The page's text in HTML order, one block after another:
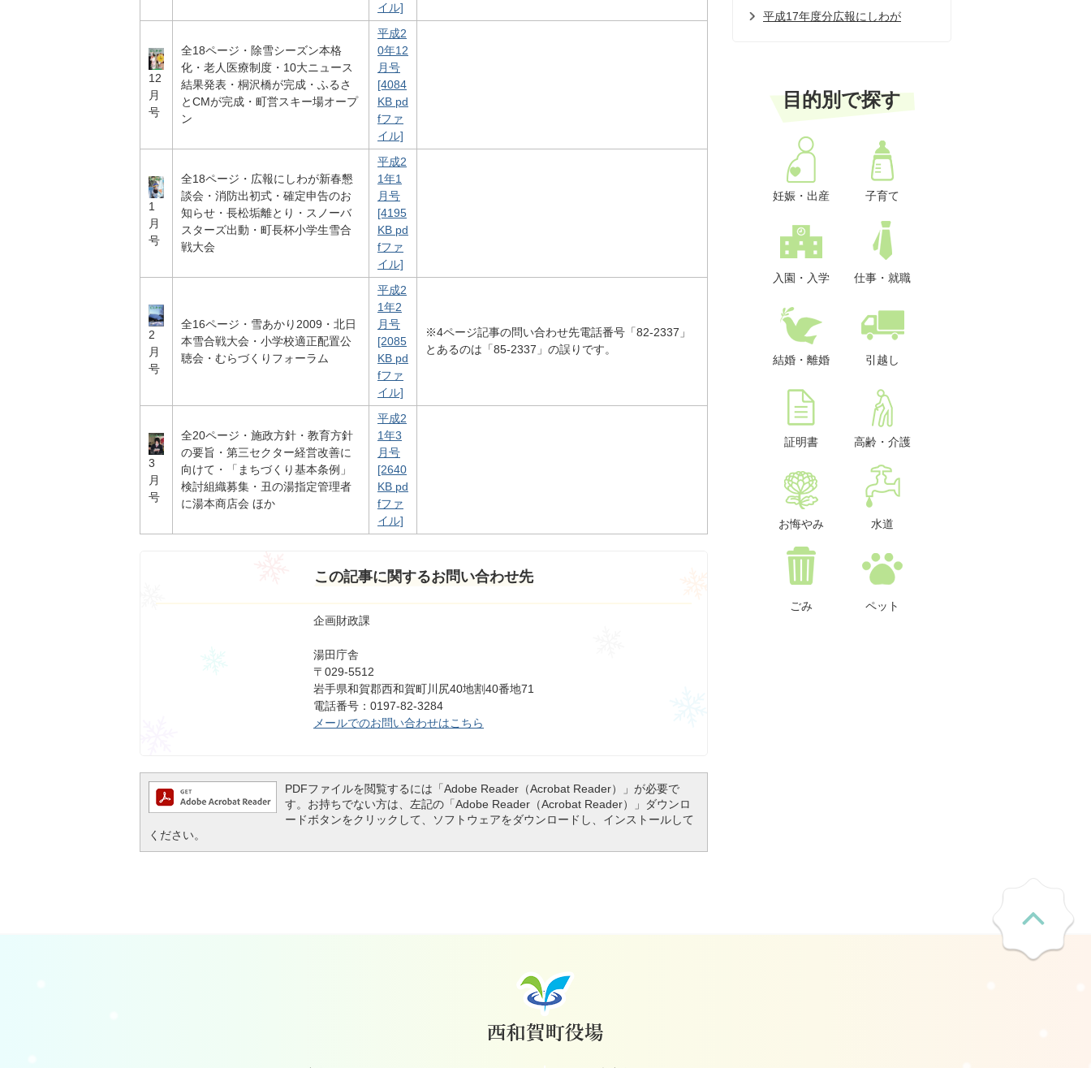
イル]
12
月
号
全18ページ・除雪シーズン本格
化・老人医療制度・10大ニュース
結果発表・桐沢橋が完成・ふるさ
とCMが完成・町営スキー場オープ
ン
平成2
0年12
月号
[4084
KB pd
fファ
イル]
1
月
号
全18ページ・広報にしわが新春懇
談会・消防出初式・確定申告のお
知らせ・長松垢離とり・スノーバ
スターズ出動・町長杯小学生雪合
戦大会
平成2
1年1
月号
[4195
KB pd
fファ
イル]
2
月
号
全16ページ・雪あかり2009・北日
本雪合戦大会・小学校適正配置公
聴会・むらづくりフォーラム
平成2
1年2
月号
[2085
KB pd
fファ
イル]
※4ページ記事の問い合わせ先電話番号「82-2337」
とあるのは「85-2337」の誤りです。
3
月
号
全20ページ・施政方針・教育方針
の要旨・第三セクター経営改善に
向けて・「まちづくり基本条例」
検討組織募集・丑の湯指定管理者
に湯本商店会 ほか
平成2
1年3
月号
[2640
KB pd
fファ
イル]
この記事に関するお問い合わせ先
企画財政課
湯田庁舎
〒029-5512
岩手県和賀郡西和賀町川尻40地割40番地71
電話番号：0197-82-3284
メールでのお問い合わせはこちら
PDFファイルを閲覧するには「Adobe Reader（Acrobat Reader）」が必要で
す。お持ちでない方は、左記の「Adobe Reader（Acrobat Reader）」ダウンロ
ードボタンをクリックして、ソフトウェアをダウンロードし、インストールして
ください。
平成17年度分広報にしわが
目的別で探す
妊娠・出産 子育て
入園・入学 仕事・就職
結婚・離婚 引越し
証明書 高齢・介護
お悔やみ 水道
ごみ ペット